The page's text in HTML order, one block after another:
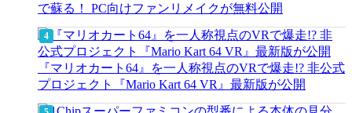
で蘇る！ PC向けファンリメイクが無料公開
『マリオカート64』を一人称視点のVRで爆走!? 非公式
プロジェクト『Mario Kart 64 VR』最新版が公開